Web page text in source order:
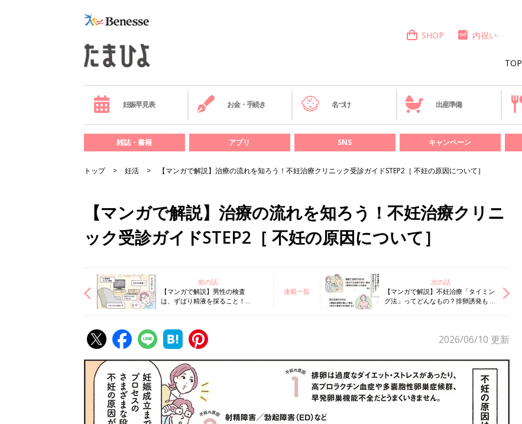
TOP
SHOP 内祝い
妊娠早見表 お金・手続き 名づけ 出産準備
雑誌・書籍 アプリ SNS キャンペーン
トップ 妊活 【マンガで解説】治療の流れを知ろう！不妊治療クリニック受診ガイドSTEP2［ 不妊の原因について］
【マンガで解説】治療の流れを知ろう！不妊治療クリニ
ック受診ガイドSTEP2［ 不妊の原因について］
前の話
【マンガで解説】男性の検査
は、ずばり精液を採ること！不
連載一覧
次の話
【マンガで解説】不妊治療「タイミン
グ法」ってどんなもの？排卵誘発も 不
2026/06/10 更新